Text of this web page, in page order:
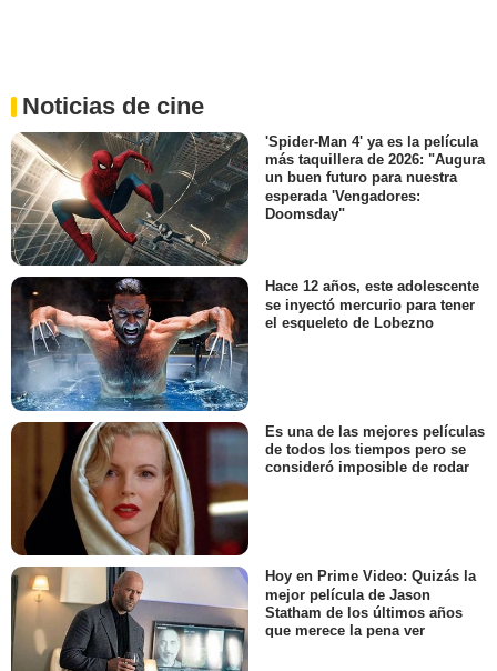
Noticias de cine
'Spider-Man 4' ya es la película
más taquillera de 2026: "Augura
un buen futuro para nuestra
esperada 'Vengadores:
Doomsday"
Hace 12 años, este adolescente
se inyectó mercurio para tener
el esqueleto de Lobezno
Es una de las mejores películas
de todos los tiempos pero se
consideró imposible de rodar
Hoy en Prime Video: Quizás la
mejor película de Jason
Statham de los últimos años
que merece la pena ver